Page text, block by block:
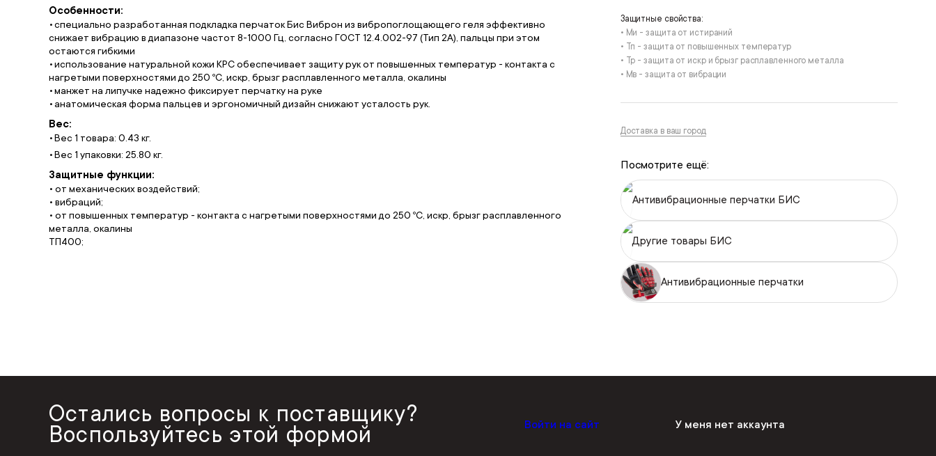
Особенности:
cпециально разработанная подкладка перчаток Бис Виброн из вибропоглощающего геля эффективно
снижает вибрацию в диапазоне частот 8-1000 Гц, согласно ГОСТ 12.4.002-97 (Тип 2А), пальцы при этом
остаются гибкими
использование натуральной кожи КРС обеспечивает защиту рук от повышенных температур - контакта с
нагретыми поверхностями до 250 ºС, искр, брызг расплавленного металла, окалины
манжет на липучке надежно фиксирует перчатку на руке
анатомическая форма пальцев и эргономичный дизайн снижают усталость рук.
Вес:
Вес 1 товара: 0.43 кг.
Вес 1 упаковки: 25.80 кг.
Защитные функции:
• от механических воздействий;
• вибраций;
• от повышенных температур - контакта с нагретыми поверхностями до 250 ºС, искр, брызг расплавленного
металла, окалины
ТП400;
Защитные свойства:
• Ми - защита от истираний
• Тп - защита от повышенных температур
• Тр - защита от искр и брызг расплавленного металла
• Мв - защита от вибрации
Доставка в ваш город
Посмотрите ещё:
Антивибрационные перчатки БИС
Другие товары БИС
Антивибрационные перчатки
Остались вопросы к поставщику?
Воспользуйтесь этой формой
Войти на сайт У меня нет аккаунта